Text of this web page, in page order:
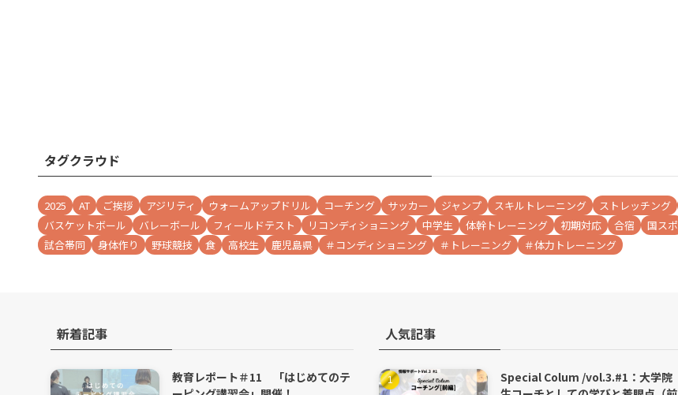
タグクラウド
2025 AT ご挨拶 アジリティ ウォームアップドリル コーチング サッカー ジャンプ スキルトレーニング ストレッチング
バスケットボール
バレーボール フィールドテスト リコンディショニング 中学生 体幹トレーニング 初期対応 合宿 国スポ
試合帯同
身体作り 野球競技 食 高校生 鹿児島県 ＃コンディショニング ＃トレーニング ＃体力トレーニング
新着記事
教育レポート＃11 「はじめてのテ
人気記事
Special Colum /vol.3.#1：大学院